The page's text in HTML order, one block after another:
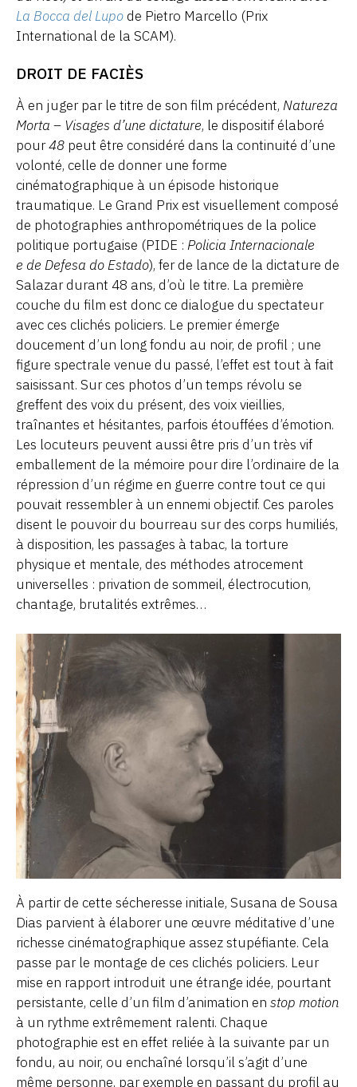
La Bocca del Lupo de Pietro Marcello (Prix
International de la SCAM).
DROIT DE FACIÈS
À en juger par le titre de son film précédent, Natureza
Morta – Visages d’une dictature, le dispositif élaboré
pour48 peut être considéré dans la continuité d’une
volonté, celle de donner une forme
cinématographique à un épisode historique
traumatique. Le Grand Prix est visuellement composé
de photographies anthropométriques de la police
politique portugaise (PIDE : Policia Internacionale
e de Defesa do Estado), fer de lance de la dictature de
Salazar durant 48 ans, d’où le titre. La première
couche du film est donc ce dialogue du spectateur
avec ces clichés policiers. Le premier émerge
doucement d’un long fondu au noir, de profil ; une
figure spectrale venue du passé, l’effet est tout à fait
saisissant. Sur ces photos d’un temps révolu se
greffent des voix du présent, des voix vieillies,
traînantes et hésitantes, parfois étouffées d’émotion.
Les locuteurs peuvent aussi être pris d’un très vif
emballement de la mémoire pour dire l’ordinaire de la
répression d’un régime en guerre contre tout ce qui
pouvait ressembler à un ennemi objectif. Ces paroles
disent le pouvoir du bourreau sur des corps humiliés,
à disposition, les passages à tabac, la torture
physique et mentale, des méthodes atrocement
universelles : privation de sommeil, électrocution,
chantage, brutalités extrêmes…
À partir de cette sécheresse initiale, Susana de Sousa
Dias parvient à élaborer une œuvre méditative d’une
richesse cinématographique assez stupéfiante. Cela
passe par le montage de ces clichés policiers. Leur
mise en rapport introduit une étrange idée, pourtant
persistante, celle d’un film d’animation en stop motion
à un rythme extrêmement ralenti. Chaque
photographie est en effet reliée à la suivante par un
fondu, au noir, ou enchaîné lorsqu’il s’agit d’une
même personne, par exemple en passant du profil au